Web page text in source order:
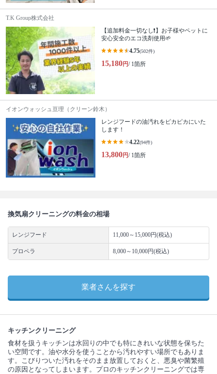
T.K Group株式会社
【追加料金一切なし❗️】お子様やペットに
安心安全のエコ洗剤使用🌱
4.75(502件)
15,180円/ 1箇所
イオンウォッシュ亘理（クリーン鈴木）
レンジフードの油汚れをピカピカにいた
します！
4.22(94件)
13,800円/ 1箇所
換気扇クリーニングの料金の相場
レンジフード 11,000～15,000円(税込)
プロペラ 8,000～10,000円(税込)
業者さんを探す
キッチンクリーニング
食材を扱うキッチンは水回りの中でも特にきれいな状態を保ちた
い空間です。油や水分を使うことから汚れやすい場所でもありま
す。こびりついた汚れをそのまま放置しておくと、悪臭や菌繁殖
の原因となってしまいます。プロのキッチンクリーニングでは専